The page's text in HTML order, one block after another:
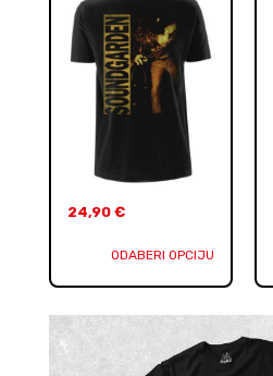
24,90 €
ODABERI OPCIJU